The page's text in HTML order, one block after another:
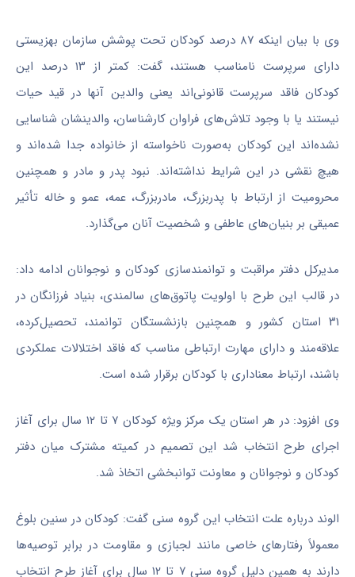
وی با بیان اینکه ۸۷ درصد کودکان تحت پوشش سازمان بهزیستی
دارای سرپرست نامناسب هستند، گفت: کمتر از ۱۳ درصد این
کودکان فاقد سرپرست قانونی‌اند یعنی والدین آنها در قید حیات
نیستند یا با وجود تلاش‌های فراوان کارشناسان، والدینشان شناسایی
نشده‌اند این کودکان به‌صورت ناخواسته از خانواده جدا شده‌اند و
هیچ نقشی در این شرایط نداشته‌اند. نبود پدر و مادر و همچنین
محرومیت از ارتباط با پدربزرگ، مادربزرگ، عمه، عمو و خاله تأثیر
عمیقی بر بنیان‌های عاطفی و شخصیت آنان می‌گذارد.
مدیرکل دفتر مراقبت و توانمندسازی کودکان و نوجوانان ادامه داد:
در قالب این طرح با اولویت پاتوق‌های سالمندی، بنیاد فرزانگان در
۳۱ استان کشور و همچنین بازنشستگان توانمند، تحصیل‌کرده،
علاقه‌مند و دارای مهارت ارتباطی مناسب که فاقد اختلالات عملکردی
باشند، ارتباط معناداری با کودکان برقرار شده است.
وی افزود: در هر استان یک مرکز ویژه کودکان ۷ تا ۱۲ سال برای آغاز
اجرای طرح انتخاب شد این تصمیم در کمیته مشترک میان دفتر
کودکان و نوجوانان و معاونت توانبخشی اتخاذ شد.
الوند درباره علت انتخاب این گروه سنی گفت: کودکان در سنین بلوغ
معمولاً رفتارهای خاصی مانند لجبازی و مقاومت در برابر توصیه‌ها
دارند به همین دلیل گروه سنی ۷ تا ۱۲ سال برای آغاز طرح انتخاب